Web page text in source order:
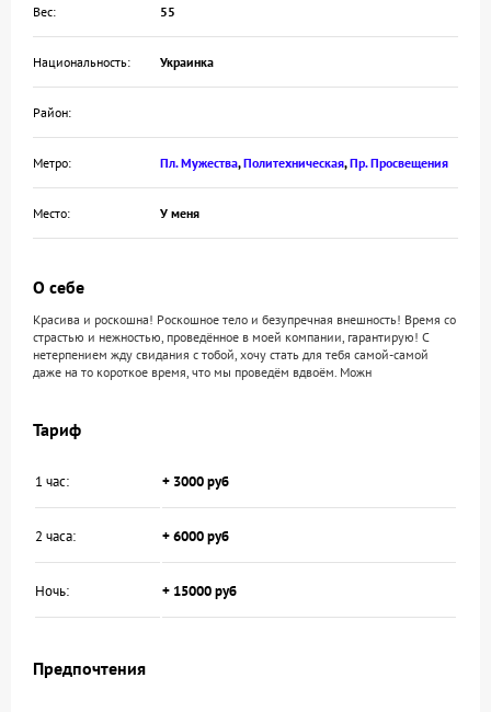
Вес: 55
Национальность: Украинка
Район:
Метро: Пл. Мужества,Политехническая,Пр. Просвещения
Место: У меня
О себе
Красива и роскошна! Роскошное тело и безупречная внешность! Время со
страстью и нежностью, проведённое в моей компании, гарантирую! С
нетерпением жду свидания с тобой, хочу стать для тебя самой-самой
даже на то короткое время, что мы проведём вдвоём. Можн
Тариф
1 час: + 3000 руб
2 часа: + 6000 руб
Ночь: + 15000 руб
Предпочтения